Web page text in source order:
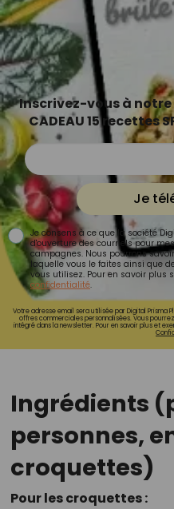
Inscrivez-vous à notre
CADEAU 15 recettes
Je
Je consens à ce que la société
d'ouverture des courriels pour
campagnes. Nous pourrons
laquelle vous le faites ainsi que
vous utilisez. Pour en savoir plus
confidentialité.
Votre adresse email sera utilisée par Digital Prisma
offres commerciales personnalisées. Vous
intégré dans la newsletter. Pour en savoir plus et
Ingrédients
personnes,
croquettes)
Pour les croquettes :